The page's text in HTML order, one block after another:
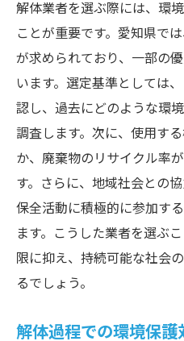
解体業者を選ぶ際には、環
ことが重要です。愛知県で
が求められており、一部の
います。選定基準としては
認し、過去にどのような環
調査します。次に、使用す
か、廃棄物のリサイクル率
す。さらに、地域社会との
保全活動に積極的に参加す
ます。こうした業者を選ぶ
限に抑え、持続可能な社会
るでしょう。
解体過程での環境保護